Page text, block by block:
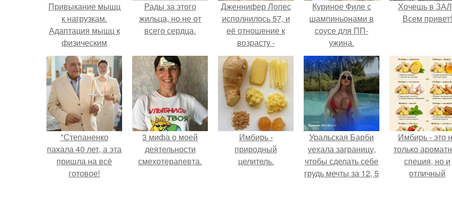
Привыкание мышц
к нагрузкам.
Адаптация мышц к
физическим
нагрузкам.
Рады за этого
жильца, но не от
всего сердца.
Дженнифер Лопес
исполнилось 57, и
её отношение к
возрасту -
настоящий
манифест
уверенности: "не
говорите, что я
отлично выгляжу
для 57.
Куриное Филе с
шампиньонами в
соусе для ПП-
ужина.
Хочешь в
Всем привет!
"Степаненко
пахала 40 лет, а эта
пришла на всё
готовое!
3 мифа о моей
деятельности
смехотерапевта.
Имбирь -
природный
целитель.
Уральская Барби
уехала заграницу,
чтобы сделать себе
грудь мечты за 12, 5
Имбирь - это
только
специя, но и
отличный